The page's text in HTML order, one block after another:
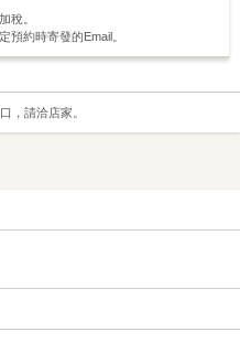
稅。
預約時寄發的Email。
，請洽店家。